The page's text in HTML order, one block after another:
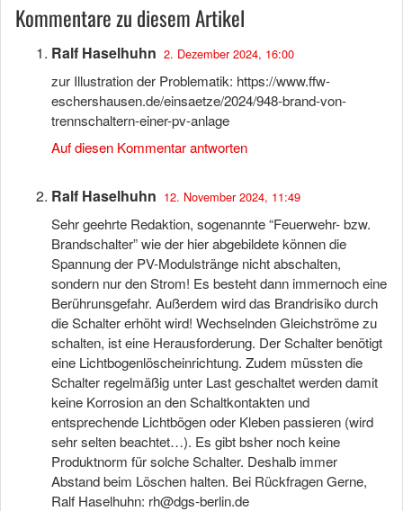
Kommentare zu diesem Artikel
Ralf Haselhuhn 2. Dezember 2024, 16:00
zur Illustration der Problematik: https://www.ffw-
eschershausen.de/einsaetze/2024/948-brand-von-
trennschaltern-einer-pv-anlage
Auf diesen Kommentar antworten
Ralf Haselhuhn 12. November 2024, 11:49
Sehr geehrte Redaktion, sogenannte “Feuerwehr- bzw.
Brandschalter” wie der hier abgebildete können die
Spannung der PV-Modulstränge nicht abschalten,
sondern nur den Strom! Es besteht dann immernoch eine
Berührunsgefahr. Außerdem wird das Brandrisiko durch
die Schalter erhöht wird! Wechselnden Gleichströme zu
schalten, ist eine Herausforderung. Der Schalter benötigt
eine Lichtbogenlöscheinrichtung. Zudem müssten die
Schalter regelmäßig unter Last geschaltet werden damit
keine Korrosion an den Schaltkontakten und
entsprechende Lichtbögen oder Kleben passieren (wird
sehr selten beachtet…). Es gibt bsher noch keine
Produktnorm für solche Schalter. Deshalb immer
Abstand beim Löschen halten. Bei Rückfragen Gerne,
Ralf Haselhuhn: rh@dgs-berlin.de